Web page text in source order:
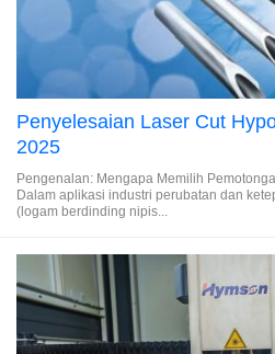
Penyelesaian Laser Cut
2025​
Pengenalan: Mengapa Memilih
Dalam aplikasi industri perubatan dan
(logam berdinding nipis...